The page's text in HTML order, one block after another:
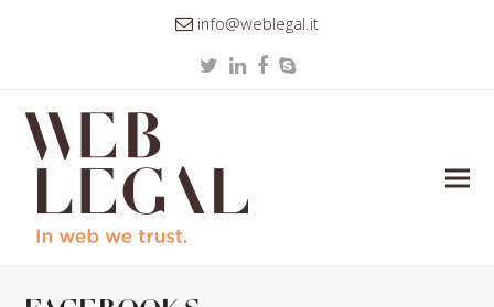
info@weblegal.it
TwitterLinkedIn
Facebook
Skype